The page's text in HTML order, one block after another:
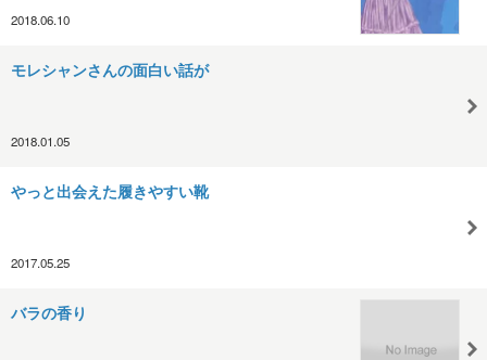
2018.06.10
モレシャンさんの面白い話が
2018.01.05
やっと出会えた履きやすい靴
2017.05.25
バラの香り